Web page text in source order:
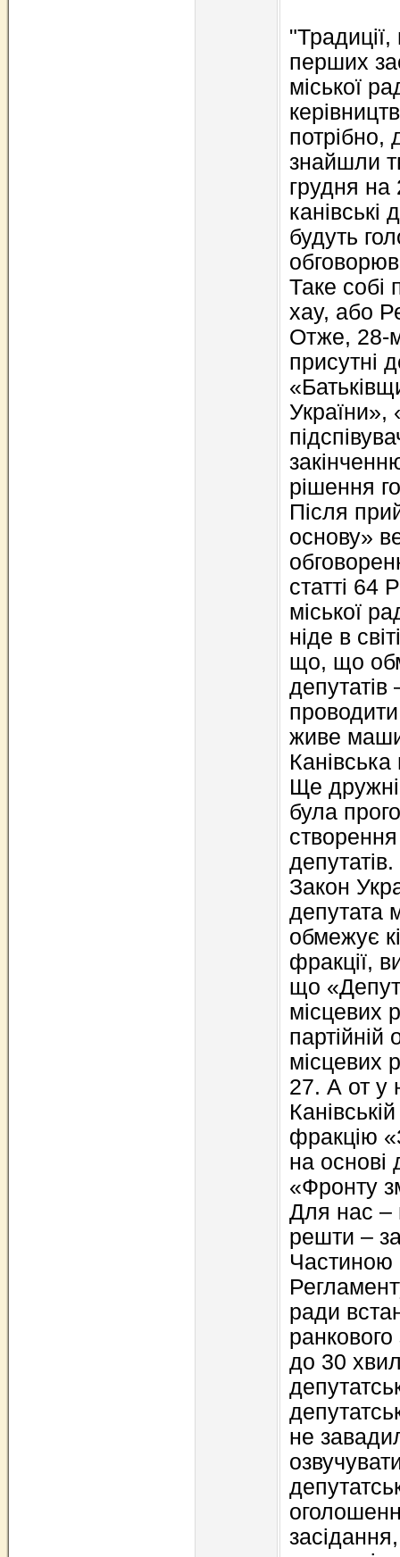
перших
міської
потрібно,
знайшли
грудня на
канівські
будуть
Таке собі
хау, або
Отже, 28-
присутні
України»,
рішення
Після
основу»
статті 64
міської
ніде в
що, що
живе
Ще
була
Закон
депутата
обмежує
фракції,
що
місцевих
партійній
місцевих
27. А от у
фракцію
на основі
«Фронту
Для нас –
решти –
Частиною
ради
ранкового
до 30
не